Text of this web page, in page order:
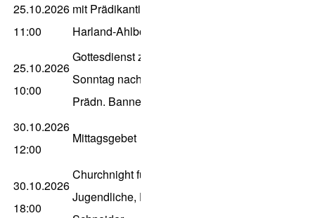
25.10.2026
11:00
mit Prädikantin Frauke
Harland-Ahlborn
25.10.2026
10:00
Gottesdienst zum 21.
Sonntag nach Trinitatis,
Prädn. Bannert
30.10.2026
12:00
Mittagsgebet
30.10.2026
18:00
Churchnight für
Jugendliche, Dn